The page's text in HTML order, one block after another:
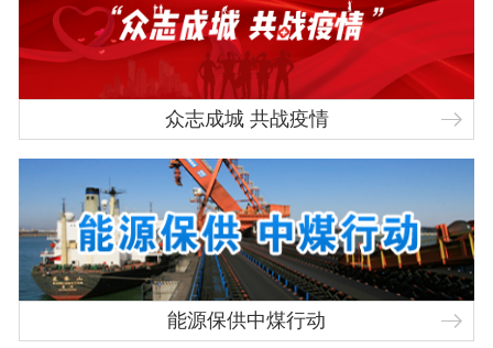
众志成城 共战疫情
能源保供中煤行动